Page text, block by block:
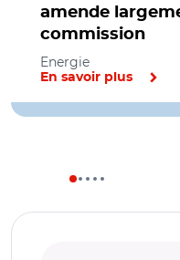
amende
commission
Energie
En savoir plus